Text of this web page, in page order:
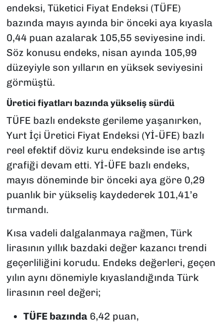
endeksi, Tüketici Fiyat Endeksi (TÜFE)
bazında mayıs ayında bir önceki aya kıyasla
0,44 puan azalarak 105,55 seviyesine indi.
Söz konusu endeks, nisan ayında 105,99
düzeyiyle son yılların en yüksek seviyesini
görmüştü.
Üretici fiyatları bazında yükseliş sürdü
TÜFE bazlı endekste gerileme yaşanırken,
Yurt İçi Üretici Fiyat Endeksi (Yİ-ÜFE) bazlı
reel efektif döviz kuru endeksinde ise artış
grafiği devam etti. Yİ-ÜFE bazlı endeks,
mayıs döneminde bir önceki aya göre 0,29
puanlık bir yükseliş kaydederek 101,41’e
tırmandı.
Kısa vadeli dalgalanmaya rağmen, Türk
lirasının yıllık bazdaki değer kazancı trendi
geçerliliğini korudu. Endeks değerleri, geçen
yılın aynı dönemiyle kıyaslandığında Türk
lirasının reel değeri;
TÜFE bazında6,42 puan,